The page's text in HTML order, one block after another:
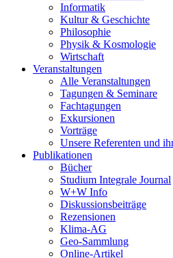
Informatik
Kultur & Geschichte
Philosophie
Physik & Kosmologie
Wirtschaft
Veranstaltungen
Alle Veranstaltungen
Tagungen & Seminare
Fachtagungen
Exkursionen
Vorträge
Unsere Referenten und
Publikationen
Bücher
Studium Integrale Journal
W+W Info
Diskussionsbeiträge
Rezensionen
Klima-AG
Geo-Sammlung
Online-Artikel